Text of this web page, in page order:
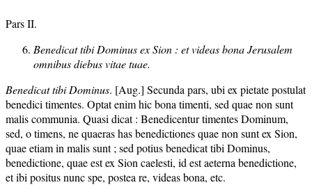
Pars II.
Benedicat tibi Dominus ex Sion : et videas bona Jerusalem
omnibus diebus vitae tuae.
Benedicat tibi Dominus. [Aug.] Secunda pars, ubi ex pietate postulat
benedici timentes. Optat enim hic bona timenti, sed quae non sunt
malis communia. Quasi dicat : Benedicentur timentes Dominum,
sed, o timens, ne quaeras has benedictiones quae non sunt ex Sion,
quae etiam in malis sunt ; sed potius benedicat tibi Dominus,
benedictione, quae est ex Sion caelesti, id est aeterna benedictione,
et ibi positus nunc spe, postea re, videas bona, etc.